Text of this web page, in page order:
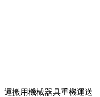
運搬用機械器具重機運送